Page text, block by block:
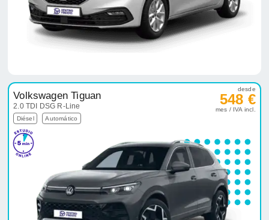
2.0 TDI DSG R-Line
Diésel Automático
mes / IVA incl.
Oferta destacada
Skoda Kodiaq
2.0 TDI DSG Selection
desde
671 €